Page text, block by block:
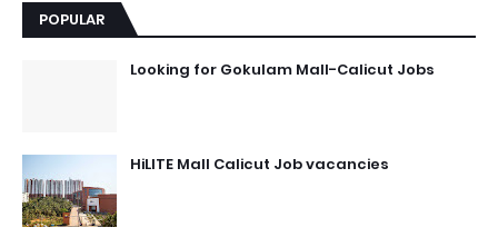
POPULAR
Looking for Gokulam Mall-Calicut Jobs
HiLITE Mall Calicut Job vacancies